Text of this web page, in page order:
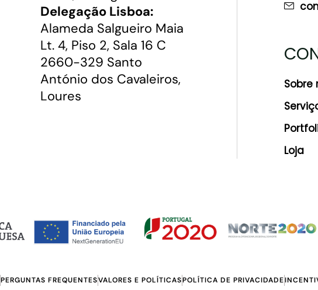
Delegação Lisboa:
Alameda Salgueiro Maia
Lt. 4, Piso 2, Sala 16 C
2660-329 Santo
António dos Cavaleiros,
Loures
Sobre
Loja
PERGUNTAS FREQUENTESVALORES E POLÍTICASPOLÍTICA DE PRIVACIDADE